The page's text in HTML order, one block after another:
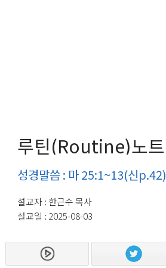
루틴(Routine)노트
성경말씀 : 마 25:1~13(신p.42)
설교자 : 한근수 목사
설교일 : 2025-08-03